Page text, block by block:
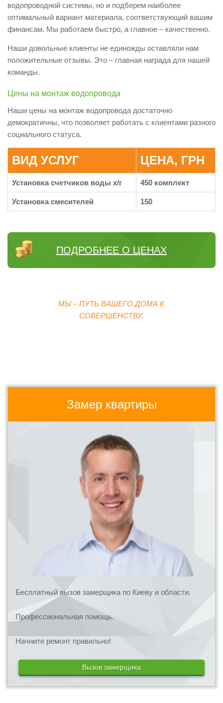
водопроводной системы, но и подберем наиболее
оптимальный вариант материала, соответствующий вашим
финансам. Мы работаем быстро, а главное – качественно.
Наши довольные клиенты не единожды оставляли нам
положительные отзывы. Это – главная награда для нашей
команды.
Цены на монтаж водопровода
Наши цены на монтаж водопровода достаточно
демократичны, что позволяет работать с клиентами разного
социального статуса.
ВИД УСЛУГ ЦЕНА, ГРН
Установка счетчиков воды х/г 450 комплект
Установка смесителей 150
ПОДРОБНЕЕ О ЦЕНАХ
МЫ – ПУТЬ ВАШЕГО ДОМА К
СОВЕРШЕНСТВУ.
Замер квартиры
Бесплатный вызов замерщика по Киеву и области.
Профессиональная помощь.
Начните ремонт правильно!
Вызов замерщика